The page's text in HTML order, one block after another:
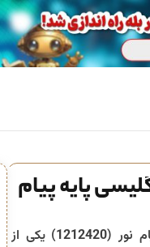
پایه پیام
نور (1212420) یکی از